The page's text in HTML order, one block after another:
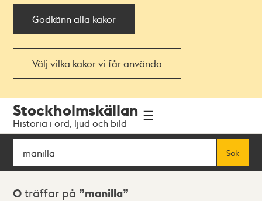
Godkänn alla kakor
Välj vilka kakor vi får använda
navigationen
huvudinnehållet
Stockholmskällan
Historia i ord, ljud och bild
Sök
Sök
Sökresultat
0 träffar på manilla